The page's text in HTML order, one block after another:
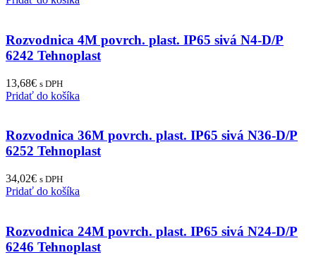
Rozvodnica 4M povrch. plast. IP65 sivá N4-D/P
6242 Tehnoplast
13,68€ s DPH
Pridať do košíka
Rozvodnica 36M povrch. plast. IP65 sivá N36-D/P
6252 Tehnoplast
34,02€ s DPH
Pridať do košíka
Rozvodnica 24M povrch. plast. IP65 sivá N24-D/P
6246 Tehnoplast